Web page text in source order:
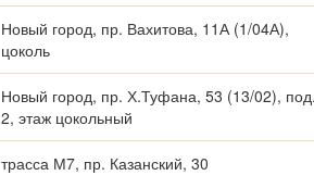
Новый город, пр. Вахитова, 11А (1/04А),
цоколь
Новый город, пр. Х.Туфана, 53 (13/02), под.
2, этаж цокольный
трасса М7, пр. Казанский, 30